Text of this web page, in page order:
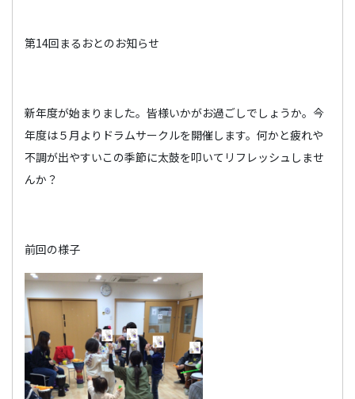
第14回まるおとのお知らせ
新年度が始まりました。皆様いかがお過ごしでしょうか。今
年度は５月よりドラムサークルを開催します。何かと疲れや
不調が出やすいこの季節に太鼓を叩いてリフレッシュしませ
んか？
前回の様子